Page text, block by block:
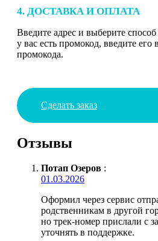
4. ДОСТАВКА И ОПЛАТА
Введите адрес и выберите способ
у вас есть промокод, введите его
промокода.
Сделать заказ
Отзывы
Потап Озеров :
01.03.2026
Оформил через сервис
родственникам в другой
но трек-номер прислали с
уточнять в поддержке.